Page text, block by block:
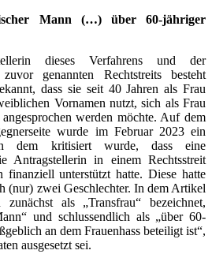
Mann (…) über 60-jähriger
dieses Verfahrens und der
genannten Rechtstreits besteht
dass sie seit 40 Jahren als Frau
Vornamen nutzt, sich als Frau
werden möchte. Auf dem
wurde im Februar 2023 ein
dem kritisiert wurde, dass eine
Antragstellerin in einem Rechtsstreit
unterstützt hatte. Diese hatte
(nur) zwei Geschlechter. In dem Artikel
als „Transfrau“ bezeichnet,
und schlussendlich als „über 60-
an dem Frauenhass beteiligt ist“,
ausgesetzt sei.